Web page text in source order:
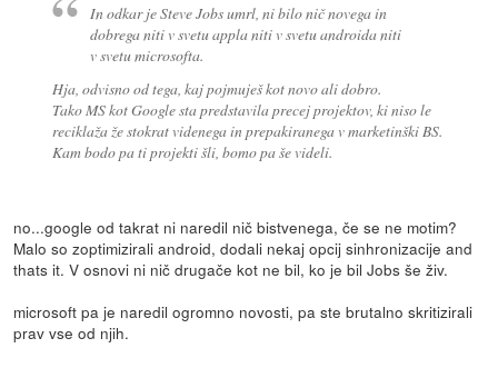
In odkar je Steve Jobs umrl, ni bilo nič novega in
dobrega niti v svetu appla niti v svetu androida niti
v svetu microsofta.
Hja, odvisno od tega, kaj pojmuješ kot novo ali dobro.
Tako MS kot Google sta predstavila precej projektov, ki niso le
reciklaža že stokrat videnega in prepakiranega v marketinški BS.
Kam bodo pa ti projekti šli, bomo pa še videli.
no...google od takrat ni naredil nič bistvenega, če se ne motim?
Malo so zoptimizirali android, dodali nekaj opcij sinhronizacije and
thats it. V osnovi ni nič drugače kot ne bil, ko je bil Jobs še živ.
microsoft pa je naredil ogromno novosti, pa ste brutalno skritizirali
prav vse od njih.